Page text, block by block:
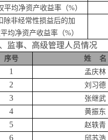
平均净资产收益率（%）
除非经常性损益后的加
均净资产收益率（%）
监事、高级管理人员情况
序号 姓 名
1 孟庆林
2 刘习德
3 张继武
4 黄振东
5 赵轶青
6 邱苏浩